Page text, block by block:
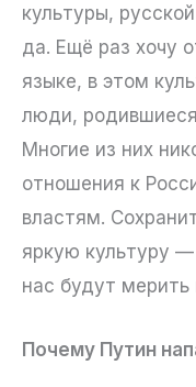
культуры,
да. Ещё раз хочу
языке, в этом
люди, родившиеся
Многие из них
отношения к
властям.
яркую культуру —
нас будут мерить
Почему Путин